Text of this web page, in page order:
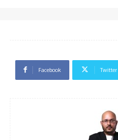
Facebook Twitter